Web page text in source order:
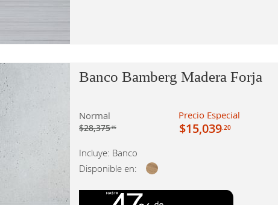
Banco Bamberg Madera Forja
Normal
$28,375.85
Precio Especial
$15,039 .20
Incluye: Banco
Disponible en: